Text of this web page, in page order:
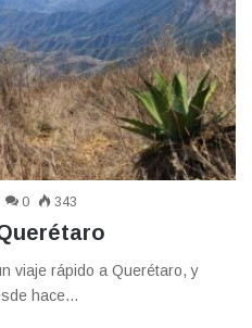
0 343
viaje rápido a Querétaro, y
hace…